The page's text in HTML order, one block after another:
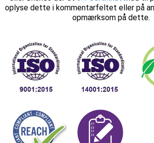
oplyse dette i kommentarfeltet eller på
opmærksom på dette.